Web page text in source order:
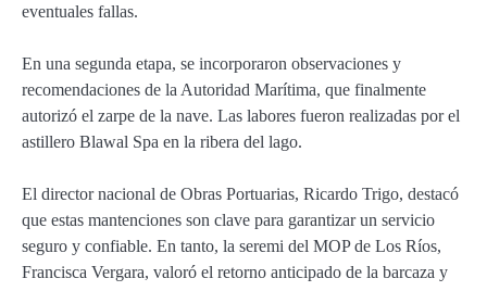
eventuales fallas.
En una segunda etapa, se incorporaron observaciones y
recomendaciones de la Autoridad Marítima, que finalmente
autorizó el zarpe de la nave. Las labores fueron realizadas por el
astillero Blawal Spa en la ribera del lago.
El director nacional de Obras Portuarias, Ricardo Trigo, destacó
que estas mantenciones son clave para garantizar un servicio
seguro y confiable. En tanto, la seremi del MOP de Los Ríos,
Francisca Vergara, valoró el retorno anticipado de la barcaza y